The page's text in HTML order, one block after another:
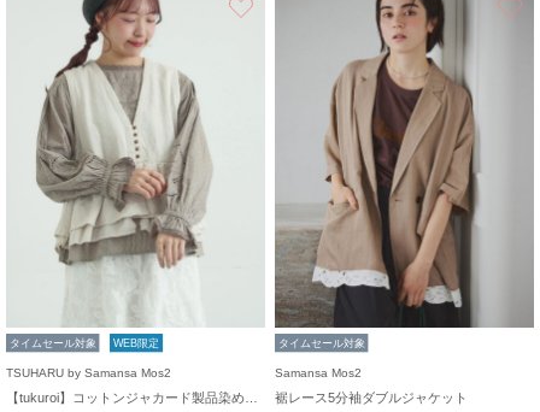
タイムセール対象 WEB限定
TSUHARU by Samansa Mos2
タイムセール対象
Samansa Mos2
裾レース5分袖ダブルジャケット